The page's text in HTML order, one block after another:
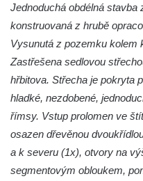
Bývalá synagoga v
Kostel svaté Kateřiny
Krásně
Kostel Božího Těla v
Kaple Panny Marie pod
Kaple Panny Marie v
Hrobová kaple na
Jednoduchá obdélná stavba
konstruovaná z hrubě
Vysunutá z pozemku kolem
Zastřešena sedlovou
hřbitova. Střecha je pokryta
hladké, nezdobené,
římsy. Vstup prolomen ve
osazen dřevěnou
a k severu (1x), otvory na
segmentovým obloukem,